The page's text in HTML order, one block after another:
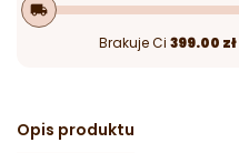
local_shipping
Brakuje Ci 399.00 zł
Opis produktu